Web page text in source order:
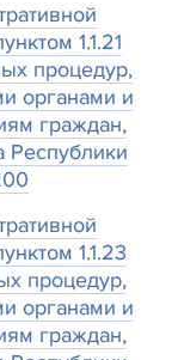
1.1.21
процедур,
органами и
граждан,
Республики
1.1.23
процедур,
органами и
граждан,